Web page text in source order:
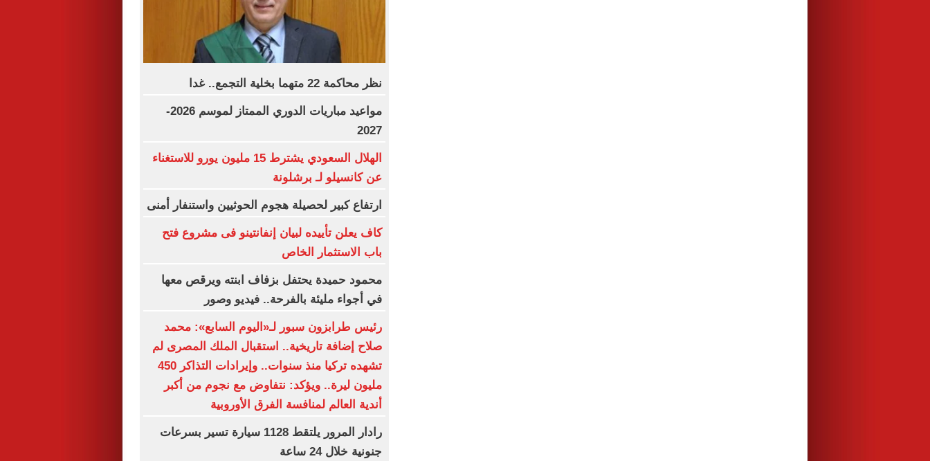
نظر محاكمة 22 متهما بخلية التجمع.. غدا
مواعيد مباريات الدوري الممتاز لموسم 2026-
2027
الهلال السعودي يشترط 15 مليون يورو للاستغناء
عن كانسيلو لـ برشلونة
ارتفاع كبير لحصيلة هجوم الحوثيين واستنفار أمنى
كاف يعلن تأييده لبيان إنفانتينو فى مشروع فتح
باب الاستثمار الخاص
محمود حميدة يحتفل بزفاف ابنته ويرقص معها
في أجواء مليئة بالفرحة.. فيديو وصور
رئيس طرابزون سبور لـ«اليوم السابع»: محمد
صلاح إضافة تاريخية.. استقبال الملك المصرى لم
تشهده تركيا منذ سنوات.. وإيرادات التذاكر 450
مليون ليرة.. ويؤكد: نتفاوض مع نجوم من أكبر
أندية العالم لمنافسة الفرق الأوروبية
رادار المرور يلتقط 1128 سيارة تسير بسرعات
جنونية خلال 24 ساعة